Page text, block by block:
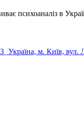
психоаналіз в
Україна, м. Київ, вул.